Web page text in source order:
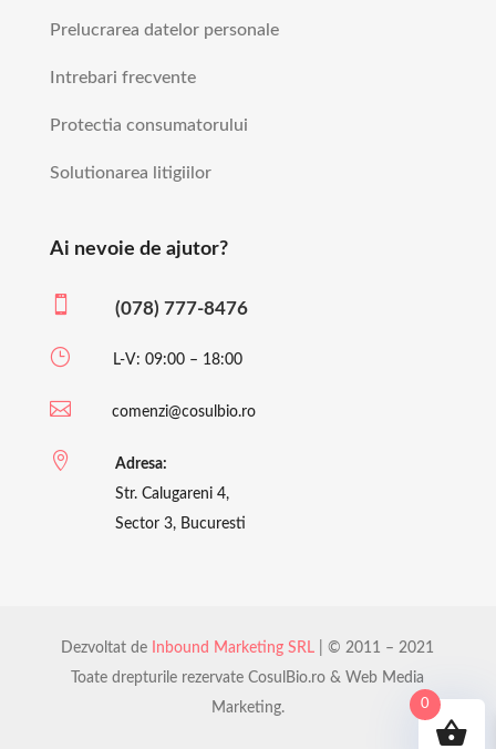
Prelucrarea datelor personale
Intrebari frecvente
Protectia consumatorului
Solutionarea litigiilor
Ai nevoie de ajutor?
 (078) 777-8476
} L-V: 09:00 – 18:00
 comenzi@cosulbio.ro

Adresa:
Str. Calugareni 4,
Sector 3, Bucuresti
Dezvoltat de Inbound Marketing SRL | © 2011 – 2021
Toate drepturile rezervate CosulBio.ro & Web Media
Marketing.
0